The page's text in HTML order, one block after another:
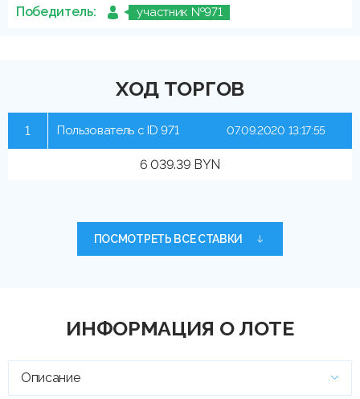
Победитель: участник №971
ХОД ТОРГОВ
1 Пользователь с ID 971
6 039.39 BYN
07.09.2020 13:17:55
ПОСМОТРЕТЬ ВСЕ СТАВКИ
ИНФОРМАЦИЯ О ЛОТЕ
Описание